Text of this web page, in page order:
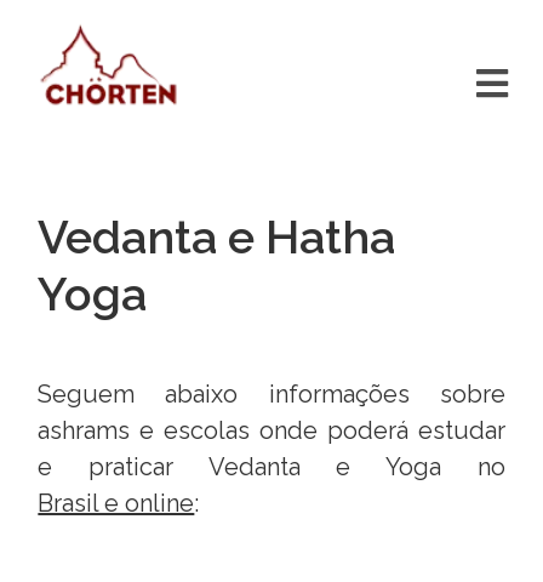
Vedanta e Hatha
Yoga
Seguem abaixo informações sobre
ashrams e escolas onde poderá estudar
e praticar Vedanta e Yoga no
Brasil e online: